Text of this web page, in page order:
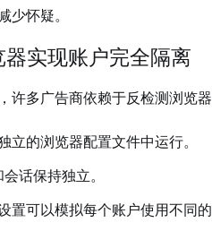
少怀疑。
实现账户完全隔离
许多广告商依赖于反检测浏览
立的浏览器配置文件中运行。
话保持独立。
置可以模拟每个账户使用不同